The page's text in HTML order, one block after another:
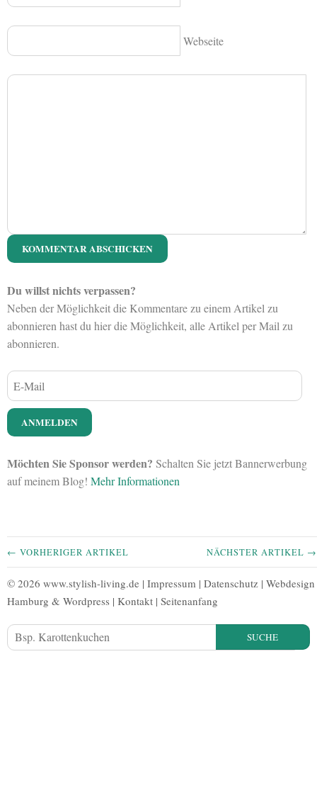
Webseite
Du willst nichts verpassen?
Neben der Möglichkeit die Kommentare zu einem Artikel zu
abonnieren hast du hier die Möglichkeit, alle Artikel per Mail zu
abonnieren.
Möchten Sie Sponsor werden? Schalten Sie jetzt Bannerwerbung
auf meinem Blog! Mehr Informationen
← VORHERIGER ARTIKEL NÄCHSTER ARTIKEL →
© 2026 www.stylish-living.de | Impressum | Datenschutz | Webdesign
Hamburg & Wordpress | Kontakt | Seitenanfang
SUCHE